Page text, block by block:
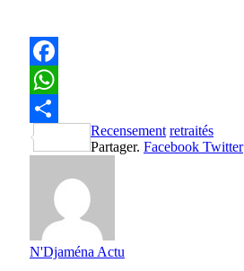
Facebook
WhatsApp
Partager
Recensement retraités
Partager. Facebook Twitter
N'Djaména Actu